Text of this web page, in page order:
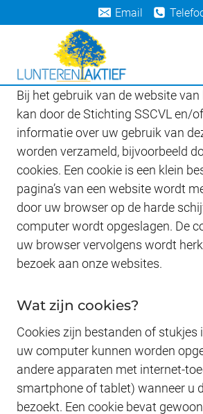
naar
Email
Bij het gebruik van de website van
kan door de Stichting SSCVL en/
informatie over uw gebruik van
worden verzameld, bijvoorbeeld
cookies. Een cookie is een klein
pagina’s van een website wordt
door uw browser op de harde
computer wordt opgeslagen. De
uw browser vervolgens wordt
bezoek aan onze websites.
Wat zijn cookies?
Cookies zijn bestanden of stukjes
uw computer kunnen worden
andere apparaten met internet-
smartphone of tablet) wanneer u
bezoekt. Een cookie bevat